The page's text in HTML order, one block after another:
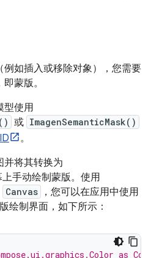
如插入或移除对象），您需要
蒙版。
型使用
或 ImagenSemanticMask()
。
并将其转换为
上手动绘制蒙版。使用
Canvas
，您可以在应用中使用
绘制界面，如下所示：
as